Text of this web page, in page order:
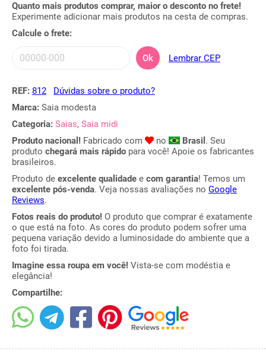
Quanto mais produtos comprar, maior o desconto no frete!
Experimente adicionar mais produtos na cesta de compras.
Calcule o frete:
Ok Lembrar CEP
REF: 812
Dúvidas sobre o produto?
Marca: Saia modesta
Categoria: Saias, Saia midi
Produto nacional! Fabricado com no Brasil . Seu
produto chegará mais rápido para você! Apoie os fabricantes
brasileiros.
Produto de excelente qualidade e com garantia! Temos um
excelente pós-venda. Veja nossas avaliações no Google
Reviews.
Fotos reais do produto! O produto que comprar é exatamente
o que está na foto. As cores do produto podem sofrer uma
pequena variação devido a luminosidade do ambiente que a
foto foi tirada.
Imagine essa roupa em você! Vista-se com modéstia e
elegância!
Compartilhe: